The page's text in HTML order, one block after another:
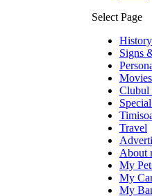
Select Page
Signs
Clubul
Travel
About
My
My
My